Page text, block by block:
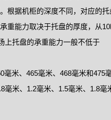
根据机柜的深度不同，对应的托
重能力取决于托盘的厚度，从
上托盘的承重能力一般不低于
毫米、465毫米、468毫米和475
毫米、1.2毫米、1.5毫米、1.8毫